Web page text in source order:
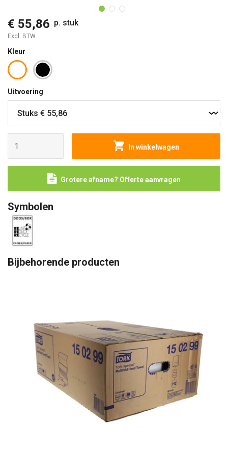
€ 55,86 p. stuk
Excl. BTW
Kleur
Uitvoering
In winkelwagen
Grotere afname? Offerte aanvragen
Symbolen
Bijbehorende producten